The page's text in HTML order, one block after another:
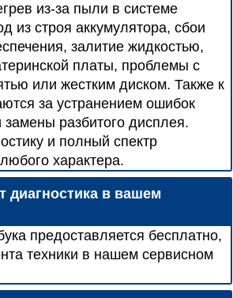
из-за пыли в системе
из строя аккумулятора, сбои
залитие жидкостью,
платы, проблемы с
или жестким диском. Также к
за устранением ошибок
замены разбитого дисплея.
и полный спектр
характера.
диагностика в вашем
предоставляется бесплатно,
техники в нашем сервисном